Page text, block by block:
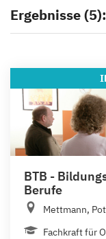
Ergebnisse (5):
BTB -
Berufe
Mettmann,
Fachkraft für